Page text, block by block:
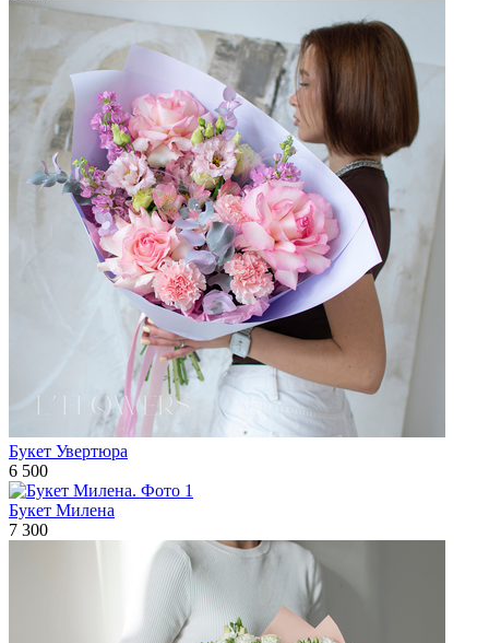
Букет Увертюра
6 500
Букет Милена
7 300